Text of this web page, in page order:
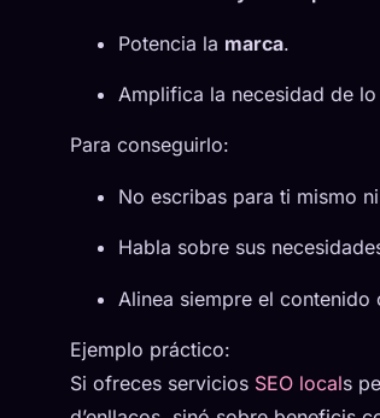
Potencia la marca.
Amplifica la necesidad de
Para conseguirlo:
No escribas para ti mismo
Habla sobre sus
Alinea siempre el
Ejemplo práctico:
Si ofreces servicios SEO locals